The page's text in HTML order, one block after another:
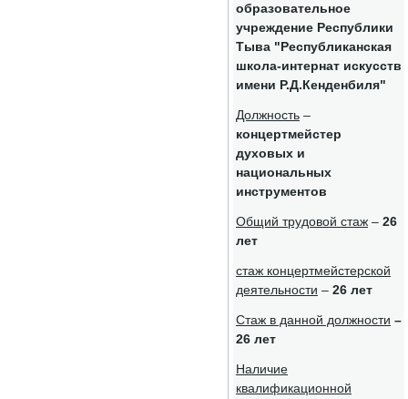
образовательное
учреждение Республики
Тыва "Республиканская
школа-интернат искусств
имени Р.Д.Кенденбиля"
Должность –
концертмейстер
духовых и
национальных
инструментов
Общий трудовой стаж – 26
лет
стаж концертмейстерской
деятельности – 26 лет
Стаж в данной должности –
26 лет
Наличие
квалификационной